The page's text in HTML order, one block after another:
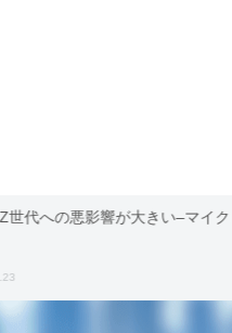
世代への悪影響が大きい–マイク